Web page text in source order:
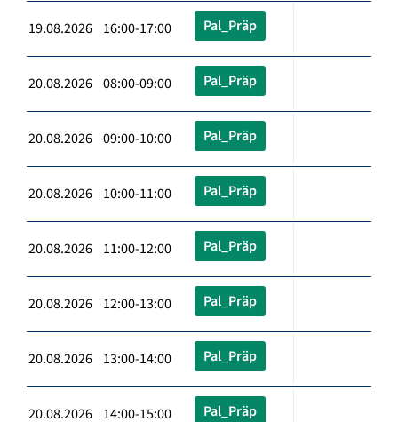
19.08.2026 16:00-17:00 Pal_Präp
20.08.2026 08:00-09:00 Pal_Präp
20.08.2026 09:00-10:00 Pal_Präp
20.08.2026 10:00-11:00 Pal_Präp
20.08.2026 11:00-12:00 Pal_Präp
20.08.2026 12:00-13:00 Pal_Präp
20.08.2026 13:00-14:00 Pal_Präp
20.08.2026 14:00-15:00 Pal_Präp